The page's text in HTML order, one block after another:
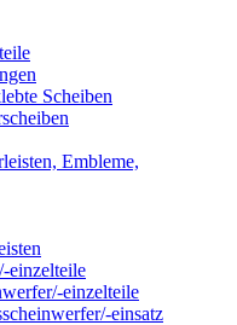
Scheiben
Embleme,
einzelteile
einzelteile
einsatz